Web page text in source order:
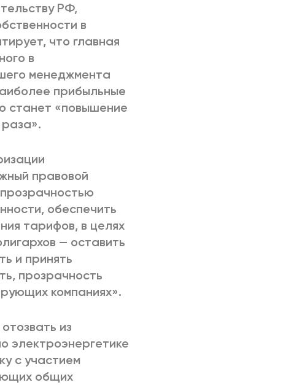
РФ,
в
что главная
в
менеджмента
прибыльные
станет «повышение
правовой
обеспечить
тарифов, в целях
— оставить
и принять
прозрачность
компаниях».
из
электроэнергетике
с участием
общих